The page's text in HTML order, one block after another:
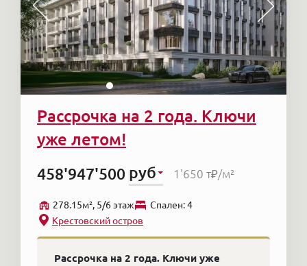
Рассрочка на 2 года. Ключи
уже летом!
458'947'500 руб 1'650 т₽/м²
278.15м², 5/6 этаж
Cпален: 4
Крестовский остров
Рассрочка на 2 года. Ключи уже